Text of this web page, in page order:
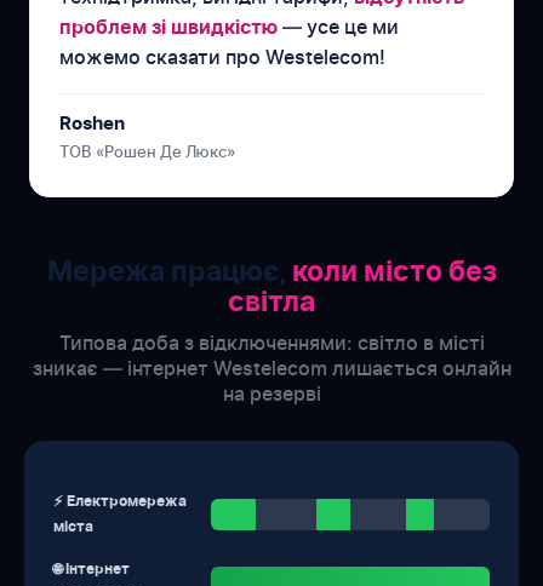
проблем зі швидкістю — усе це ми
можемо сказати про Westelecom!
Roshen
ТОВ «Рошен Де Люкс»
Мережа працює, коли місто без
світла
Типова доба з відключеннями: світло в місті
зникає — інтернет Westelecom лишається онлайн
на резерві
⚡ Електромережа
міста
🌐 Інтернет